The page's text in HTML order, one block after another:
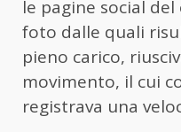
le pagine social
foto dalle quali
pieno carico,
movimento, il cui
registrava una